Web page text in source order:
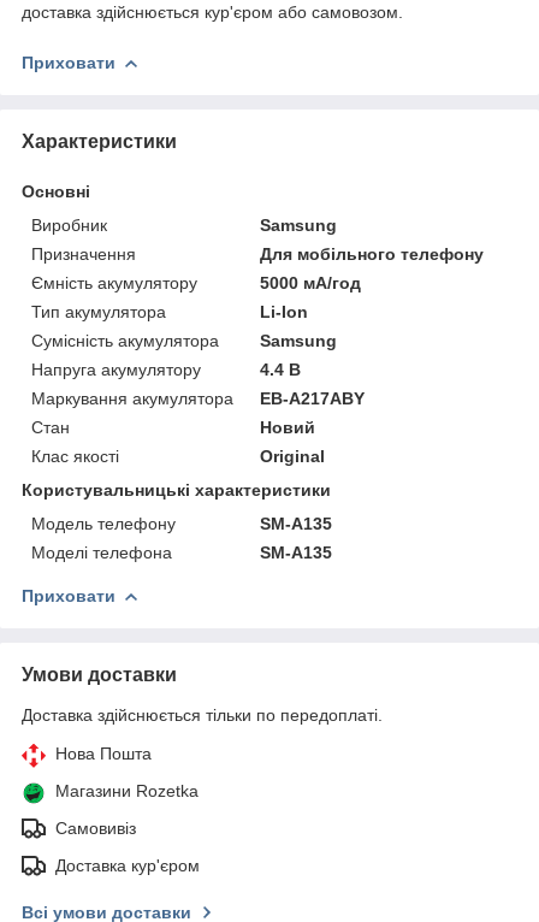
доставка здійснюється кур'єром або самовозом.
Приховати
Характеристики
Основні
Виробник
Samsung
Призначення
Для мобільного телефону
Ємність акумулятору
5000 мА/год
Тип акумулятора
Li-Ion
Сумісність акумулятора
Samsung
Напруга акумулятору
4.4 В
Маркування акумулятора
EB-A217ABY
Стан
Новий
Клас якості
Original
Користувальницькі характеристики
Модель телефону
SM-A135
Моделі телефона
SM-A135
Приховати
Умови доставки
Доставка здійснюється тільки по передоплаті.
Нова Пошта
Магазини Rozetka
Самовивіз
Доставка кур'єром
Всі умови доставки